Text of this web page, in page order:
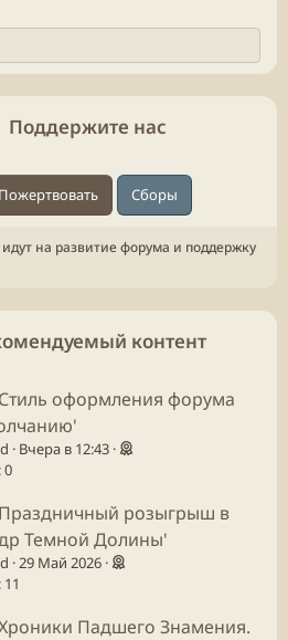
Поддержите нас
Пожертвовать Сборы
идут на развитие форума и поддержку
контент
оформления форума
Вчера в 12:43
0
розыгрыш в
др Темной Долины'
29 Май 2026
Падшего Знамения.